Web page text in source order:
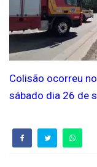
Colisão ocorreu
sábado dia 26 de